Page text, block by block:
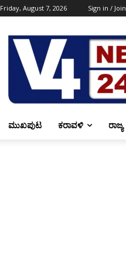
Friday, August 7, 2026 Sign in / Join
ಮುಖಪುಟ ಕರಾವಳಿ ರಾಜ್ಯ